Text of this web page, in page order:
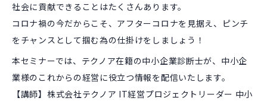
社会に貢献できることはたくさんあります。
コロナ禍の今だからこそ、アフターコロナを見据え、ピンチ
をチャンスとして掴む為の仕掛けをしましょう！
本セミナーでは、テクノア在籍の中小企業診断士が、中小企
業様のこれからの経営に役立つ情報を配信いたします。
【講師】株式会社テクノア IT経営プロジェクトリーダー 中小